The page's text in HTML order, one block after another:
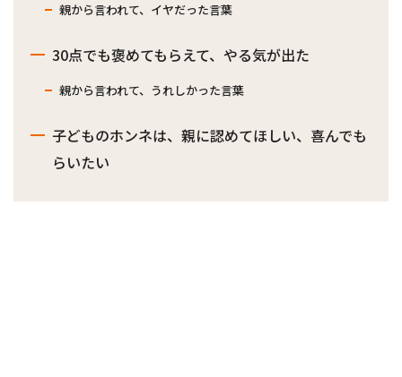
親から言われて、イヤだった言葉
30点でも褒めてもらえて、やる気が出た
親から言われて、うれしかった言葉
子どものホンネは、親に認めてほしい、喜んでも
らいたい